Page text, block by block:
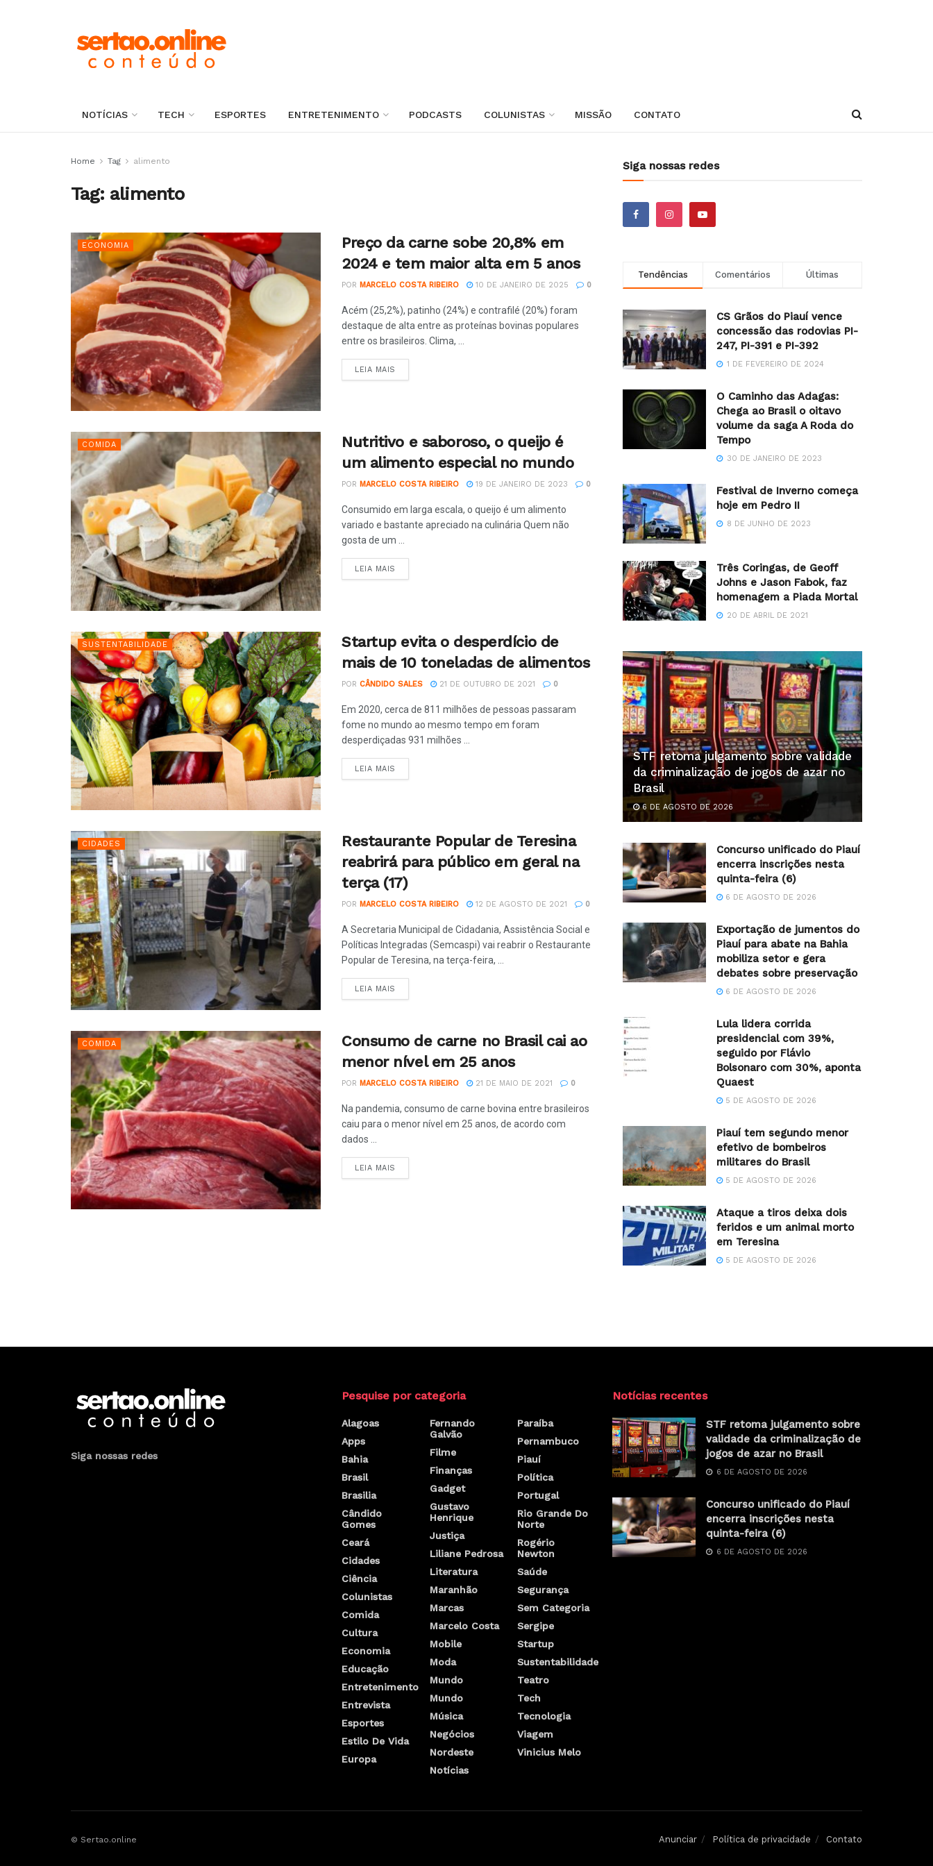
NOTÍCIAS TECH ESPORTES ENTRETENIMENTO PODCASTS COLUNISTAS MISSÃO CONTATO
Home Tag alimento
Tag: alimento
ECONOMIA
Preço da carne sobe 20,8% em
2024 e tem maior alta em 5 anos
POR MARCELO COSTA RIBEIRO 10 DE JANEIRO DE 2025 0
Acém (25,2%), patinho (24%) e contrafilé (20%) foram
destaque de alta entre as proteínas bovinas populares
entre os brasileiros. Clima, ...
LEIA MAIS
COMIDA
Nutritivo e saboroso, o queijo é
um alimento especial no mundo
POR MARCELO COSTA RIBEIRO 19 DE JANEIRO DE 2023 0
Consumido em larga escala, o queijo é um alimento
variado e bastante apreciado na culinária Quem não
gosta de um ...
LEIA MAIS
SUSTENTABILIDADE
Startup evita o desperdício de
mais de 10 toneladas de alimentos
POR CÂNDIDO SALES 21 DE OUTUBRO DE 2021 0
Em 2020, cerca de 811 milhões de pessoas passaram
fome no mundo ao mesmo tempo em foram
desperdiçadas 931 milhões ...
LEIA MAIS
CIDADES
Restaurante Popular de Teresina
reabrirá para público em geral na
terça (17)
POR MARCELO COSTA RIBEIRO 12 DE AGOSTO DE 2021 0
A Secretaria Municipal de Cidadania, Assistência Social e
Políticas Integradas (Semcaspi) vai reabrir o Restaurante
Popular de Teresina, na terça-feira, ...
LEIA MAIS
COMIDA
Consumo de carne no Brasil cai ao
menor nível em 25 anos
POR MARCELO COSTA RIBEIRO 21 DE MAIO DE 2021 0
Na pandemia, consumo de carne bovina entre brasileiros
caiu para o menor nível em 25 anos, de acordo com
dados ...
LEIA MAIS
Siga nossas redes
Tendências Comentários Últimas
CS Grãos do Piauí vence
concessão das rodovias PI-
247, PI-391 e PI-392
1 DE FEVEREIRO DE 2024
O Caminho das Adagas:
Chega ao Brasil o oitavo
volume da saga A Roda do
Tempo
30 DE JANEIRO DE 2023
Festival de Inverno começa
hoje em Pedro II
8 DE JUNHO DE 2023
Três Coringas, de Geoff
Johns e Jason Fabok, faz
homenagem a Piada Mortal
20 DE ABRIL DE 2021
STF retoma julgamento sobre validade
da criminalização de jogos de azar no
Brasil
6 DE AGOSTO DE 2026
Concurso unificado do Piauí
encerra inscrições nesta
quinta-feira (6)
6 DE AGOSTO DE 2026
Exportação de jumentos do
Piauí para abate na Bahia
mobiliza setor e gera
debates sobre preservação
6 DE AGOSTO DE 2026
Lula lidera corrida
presidencial com 39%,
seguido por Flávio
Bolsonaro com 30%, aponta
Quaest
5 DE AGOSTO DE 2026
Piauí tem segundo menor
efetivo de bombeiros
militares do Brasil
5 DE AGOSTO DE 2026
Ataque a tiros deixa dois
feridos e um animal morto
em Teresina
5 DE AGOSTO DE 2026
Siga nossas redes
Pesquise por categoria
Alagoas
Apps
Bahia
Brasil
Brasilia
Cândido
Gomes
Ceará
Cidades
Ciência
Colunistas
Comida
Cultura
Economia
Educação
Entretenimento
Entrevista
Esportes
Estilo De Vida
Europa
Fernando
Galvão
Filme
Finanças
Gadget
Gustavo
Henrique
Justiça
Liliane Pedrosa
Literatura
Maranhão
Marcas
Marcelo Costa
Mobile
Moda
Mundo
Mundo
Música
Negócios
Nordeste
Notícias
Paraíba
Pernambuco
Piauí
Política
Portugal
Rio Grande Do
Norte
Rogério
Newton
Saúde
Segurança
Sem Categoria
Sergipe
Startup
Sustentabilidade
Teatro
Tech
Tecnologia
Viagem
Vinicius Melo
Notícias recentes
STF retoma julgamento sobre
validade da criminalização de
jogos de azar no Brasil
6 DE AGOSTO DE 2026
Concurso unificado do Piauí
encerra inscrições nesta
quinta-feira (6)
6 DE AGOSTO DE 2026
Anunciar Política de privacidade Contato
© Sertao.online